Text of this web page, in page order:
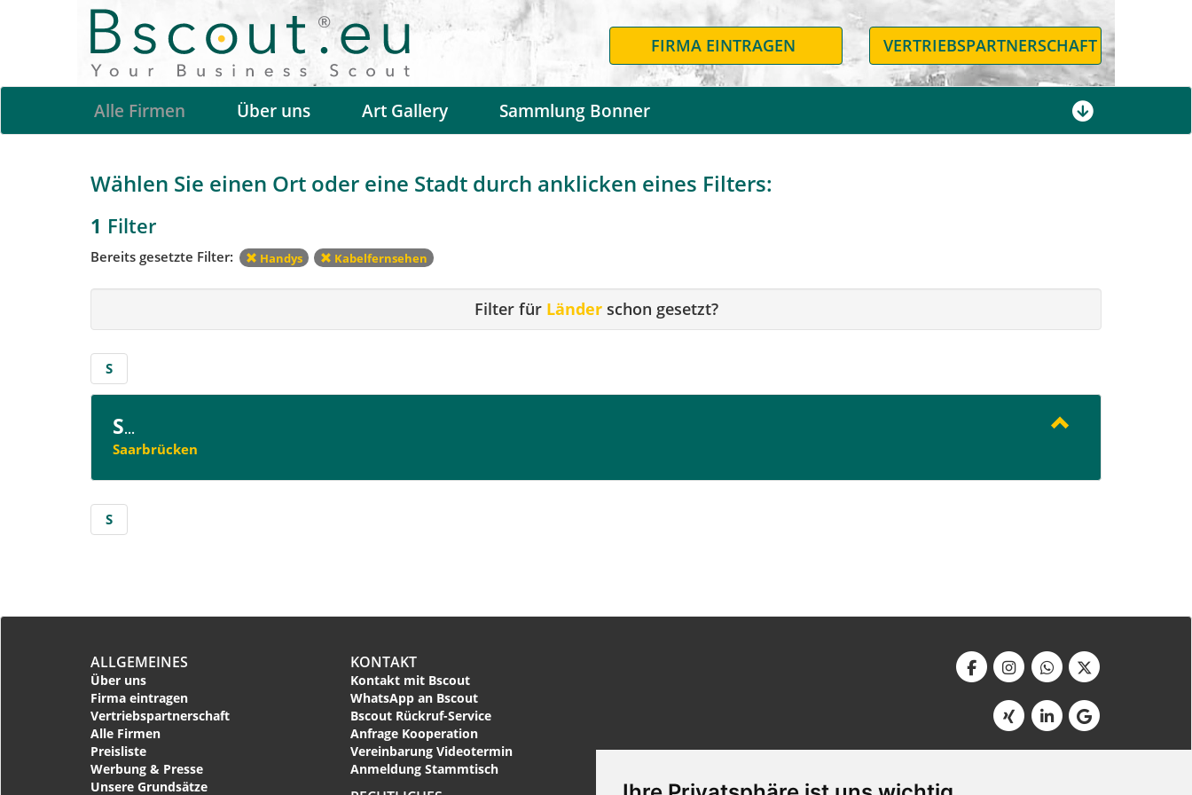
FIRMA EINTRAGEN VERTRIEBSPARTNERSCHAFT
Alle Firmen Über uns Art Gallery Sammlung Bonner
Wählen Sie einen Ort oder eine Stadt durch anklicken eines Filters:
1 Filter
Bereits gesetzte Filter: Handys Kabelfernsehen
Filter für Länderschon gesetzt?
S
S...
Saarbrücken
S
ALLGEMEINES
Über uns
Firma eintragen
Vertriebspartnerschaft
Alle Firmen
Preisliste
Werbung & Presse
Unsere Grundsätze
KONTAKT
Kontakt mit Bscout
WhatsApp an Bscout
Bscout Rückruf-Service
Anfrage Kooperation
Vereinbarung Videotermin
Anmeldung Stammtisch